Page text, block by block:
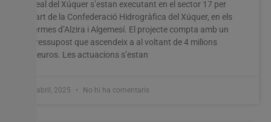
Real del Xúquer s’estan executant en el sector 17 per
part de la Confederació Hidrogràfica del Xúquer, en els
termes d’Alzira i Algemesí. El projecte compta amb un
pressupost que ascendeix a al voltant de 4 milions
d’euros. Les actuacions s’estan
4 abril, 2025 No hi ha comentaris